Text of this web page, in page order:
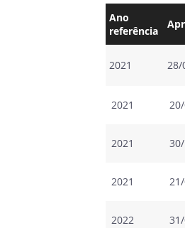
Ano
referência
2021 28/
2021
2021
2021
2022